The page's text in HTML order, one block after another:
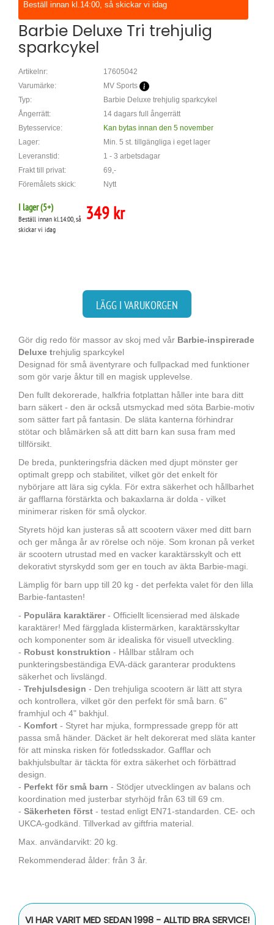
Beställ innan kl.14:00, så skickar vi idag
Barbie Deluxe Tri trehjulig
sparkcykel
Artikelnr:
17605042
Varumärke:
MV Sports
Typ:
Barbie Deluxe trehjulig sparkcykel
Ångerrätt:
14 dagars full ångerrätt
Bytesservice:
Kan bytas innan den 5 november
Lager:
Min. 5 st. tillgängliga i eget lager
Leveranstid:
1 - 3 arbetsdagar
Frakt till privat:
69,-
Föremålets skick:
Nytt
I lager (5+)
Beställ innan kl.14:00, så
skickar vi idag
349 kr
LÄGG I VARUKORGEN
Gör dig redo för massor av skoj med vår Barbie-inspirerade
Deluxe trehjulig sparkcykel
Designad för små äventyrare och fullpackad med funktioner
som gör varje åktur till en magisk upplevelse.
Den fullt dekorerade, halkfria fotplattan håller inte bara ditt
barn säkert - den är också utsmyckad med söta Barbie-motiv
som sätter fart på fantasin. De släta kanterna förhindrar
stötar och blåmärken så att ditt barn kan susa fram med
tillförsikt.
De breda, punkteringsfria däcken med djupt mönster ger
optimalt grepp och stabilitet, vilket gör det enkelt för
nybörjare att lära sig cykla. För extra säkerhet och hållbarhet
är gafflarna förstärkta och bakaxlarna är dolda - vilket
minimerar risken för små olyckor.
Styrets höjd kan justeras så att scootern växer med ditt barn
och ger många år av rörelse och nöje. Som kronan på verket
är scootern utrustad med en vacker karaktärsskylt och ett
dekorativt styrskydd som ger en touch av äkta Barbie-magi.
Lämplig för barn upp till 20 kg - det perfekta valet för den lilla
Barbie-fantasten!
- Populära karaktärer- Officiellt licensierad med älskade
karaktärer! Med färgglada klistermärken, karaktärsskyltar
och komponenter som är idealiska för visuell utveckling.
- Robust konstruktion - Hållbar stålram och
punkteringsbeständiga EVA-däck garanterar produktens
säkerhet och livslängd.
- Trehjulsdesign - Den trehjuliga scootern är lätt att styra
och kontrollera, vilket gör den perfekt för små barn. 6"
framhjul och 4" bakhjul.
- Komfort - Styret har mjuka, formpressade grepp för att
passa små händer. Däcket är helt dekorerat med släta kanter
för att minska risken för fotledsskador. Gafflar och
bakhjulsbultar är täckta för extra säkerhet och förbättrad
design.
- Perfekt för små barn - Stödjer utvecklingen av balans och
koordination med justerbar styrhöjd från 63 till 69 cm.
- Säkerheten först - testad enligt EN71-standarden. CE- och
UKCA-godkänd. Tillverkad av giftfria material.
Max. användarvikt: 20 kg.
Rekommenderad ålder: från 3 år.
VI HAR VARIT MED SEDAN 1998 - ALLTID BRA SERVICE!